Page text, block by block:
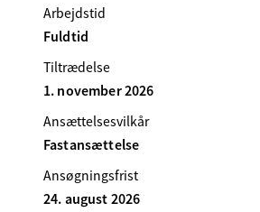
Arbejdstid
Fuldtid
Tiltrædelse
1. november 2026
Ansættelsesvilkår
Fastansættelse
Ansøgningsfrist
24. august 2026